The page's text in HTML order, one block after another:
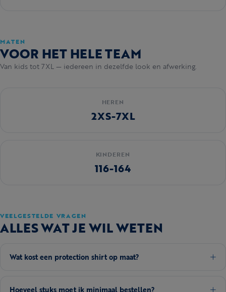
MATEN
VOOR HET HELE TEAM
Van kids tot 7XL — iedereen in dezelfde look en afwerking.
HEREN
2XS-7XL
KINDEREN
116-164
VEELGESTELDE VRAGEN
ALLES WAT JE WIL WETEN
Wat kost een protection shirt op maat?
Hoeveel stuks moet ik minimaal bestellen?